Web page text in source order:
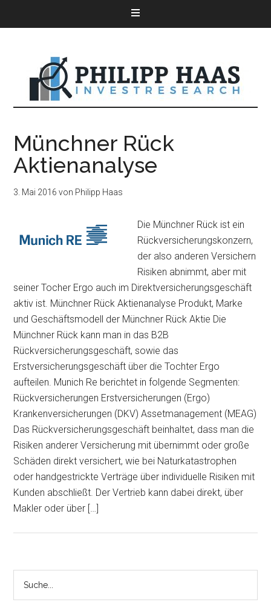
Münchner Rück
Aktienanalyse
3. Mai 2016 von Philipp Haas
Die Münchner Rück ist ein
Rückversicherungskonzern,
der also anderen Versichern
Risiken abnimmt, aber mit
seiner Tocher Ergo auch im Direktversicherungsgeschäft
aktiv ist. Münchner Rück Aktienanalyse Produkt, Marke
und Geschäftsmodell der Münchner Rück Aktie Die
Münchner Rück kann man in das B2B
Rückversicherungsgeschäft, sowie das
Erstversicherungsgeschäft über die Tochter Ergo
aufteilen. Munich Re berichtet in folgende Segmenten:
Rückversicherungen Erstversicherungen (Ergo)
Krankenversicherungen (DKV) Assetmanagement (MEAG)
Das Rückversicherungsgeschäft beinhaltet, dass man die
Risiken anderer Versicherung mit übernimmt oder große
Schäden direkt versichert, wie bei Naturkatastrophen
oder handgestrickte Verträge über individuelle Risiken mit
Kunden abschließt. Der Vertrieb kann dabei direkt, über
Makler oder über […]